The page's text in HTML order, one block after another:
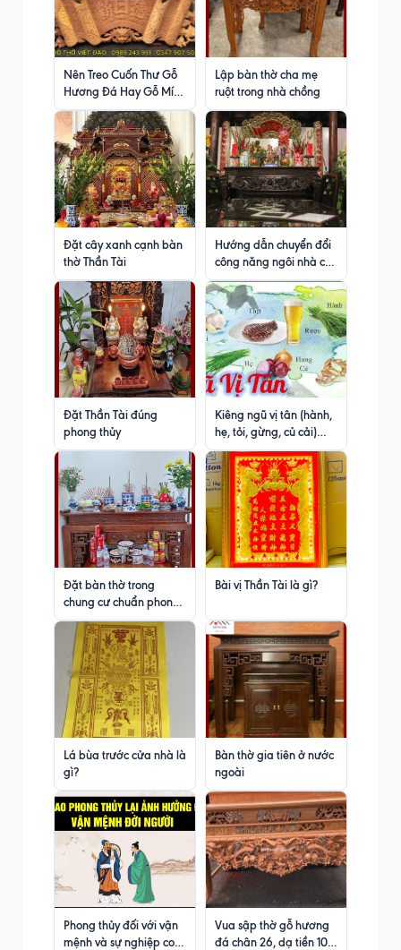
Nên Treo Cuốn Thư Gỗ
Hương Đá Hay Gỗ Mít
Ta
Lập bàn thờ cha mẹ
ruột trong nhà chồng
Đặt cây xanh cạnh bàn
thờ Thần Tài
Hướng dẫn chuyển đổi
công năng ngôi nhà có
bàn thờ
Đặt Thần Tài đúng
phong thủy
Kiêng ngũ vị tân (hành,
hẹ, tỏi, gừng, củ cải)
trong tu hành và niệm
Phật
Đặt bàn thờ trong
chung cư chuẩn phong
thủy
Bài vị Thần Tài là gì?
Lá bùa trước cửa nhà là
gì?
Bàn thờ gia tiên ở nước
ngoài
Phong thủy đối với vận
mệnh và sự nghiệp con
Vua sập thờ gỗ hương
đá chân 26, dạ tiền 10